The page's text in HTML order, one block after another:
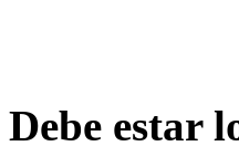
Debe estar